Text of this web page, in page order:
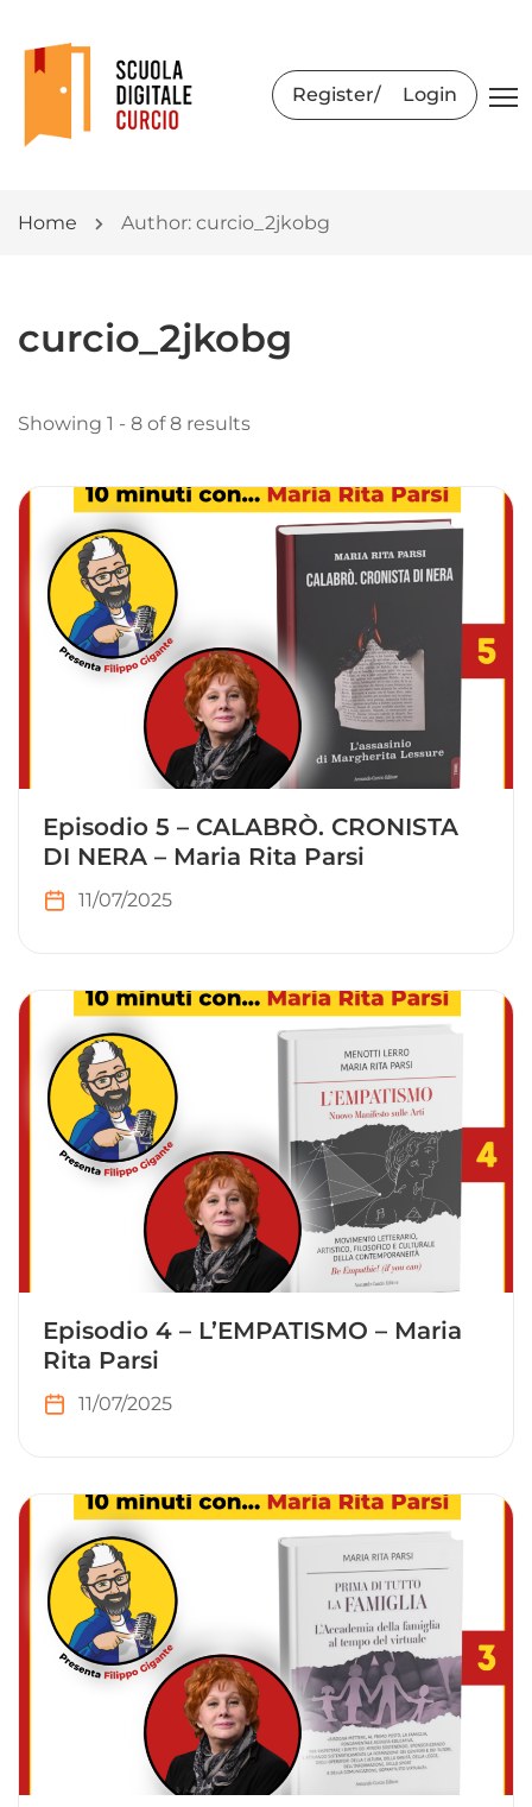
Register Login
Home Author: curcio_2jkobg
curcio_2jkobg
Showing 1 - 8 of 8 results
Episodio 5 – CALABRÒ. CRONISTA
DI NERA – Maria Rita Parsi
11/07/2025
Episodio 4 – L’EMPATISMO – Maria
Rita Parsi
11/07/2025